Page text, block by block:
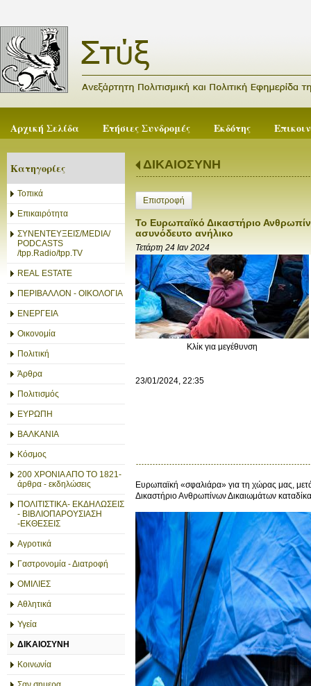
Αρχική Σελίδα Ετήσιες Συνδρομές Εκδότης
Κατηγορίες
Τοπικά
Επικαιρότητα
ΣΥΝΕΝΤΕΥΞΕΙΣ/MEDIA/
PODCASTS
/tpp.Radio/tpp.TV
REAL ESTATE
ΠΕΡΙΒΑΛΛΟΝ - ΟΙΚΟΛΟΓΙΑ
ΕΝΕΡΓΕΙΑ
Οικονομία
Πολιτική
Άρθρα
Πολιτισμός
ΕΥΡΩΠΗ
ΒΑΛΚΑΝΙΑ
Κόσμος
200 ΧΡΟΝΙΑ ΑΠΟ ΤΟ 1821-
άρθρα - εκδηλώσεις
ΠΟΛΙΤΙΣΤΙΚΑ- ΕΚΔΗΛΩΣΕΙΣ
- ΒΙΒΛΙΟΠΑΡΟΥΣΙΑΣΗ
-ΕΚΘΕΣΕΙΣ
Αγροτικά
Γαστρονομία - Διατροφή
ΟΜΙΛΙΕΣ
Αθλητικά
Υγεία
ΔΙΚΑΙΟΣΥΝΗ
Κοινωνία
ΔΙΚΑΙΟΣΥΝΗ
Επιστροφή
Το Ευρωπαϊκό Δικαστήριο
ασυνόδευτο ανήλικο
Τετάρτη 24 Ιαν 2024
Κλίκ για μεγέθυνση
23/01/2024, 22:35
Ευρωπαϊκή «σφαλιάρα» για τη χώρας μας,
Δικαστήριο Ανθρωπίνων Δικαιωμάτων